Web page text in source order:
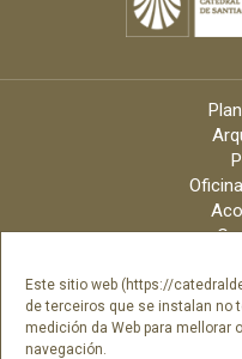
Este sitio web (https://
de terceiros que se instalan no
medición da Web para mellorar
navegación.